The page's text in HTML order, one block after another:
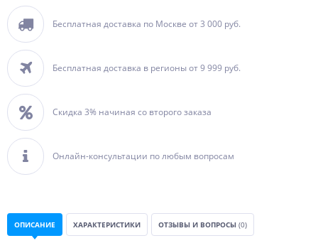
Бесплатная доставка по Москве от 3 000 руб.
Бесплатная доставка в регионы от 9 999 руб.
Скидка 3% начиная со второго заказа
Онлайн-консультации по любым вопросам
ОПИСАНИЕ ХАРАКТЕРИСТИКИ ОТЗЫВЫ И ВОПРОСЫ (0)